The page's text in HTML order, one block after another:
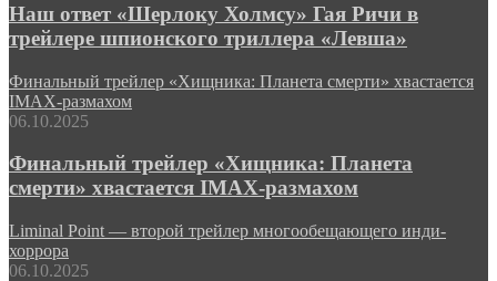
Наш ответ «Шерлоку Холмсу» Гая Ричи в
трейлере шпионского триллера «Левша»
Финальный трейлер «Хищника: Планета смерти» хвастается
IMAX-размахом
06.10.2025
Финальный трейлер «Хищника: Планета
смерти» хвастается IMAX-размахом
Liminal Point — второй трейлер многообещающего инди-
хоррора
06.10.2025